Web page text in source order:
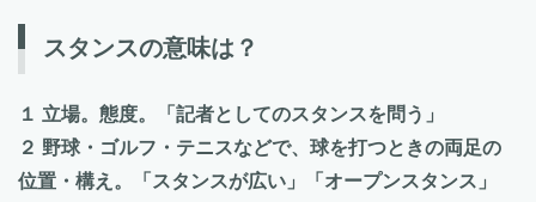
スタンスの意味は？
１ 立場。態度。「記者としてのスタンスを問う」
２ 野球・ゴルフ・テニスなどで、球を打つときの両足の
位置・構え。「スタンスが広い」「オープンスタンス」